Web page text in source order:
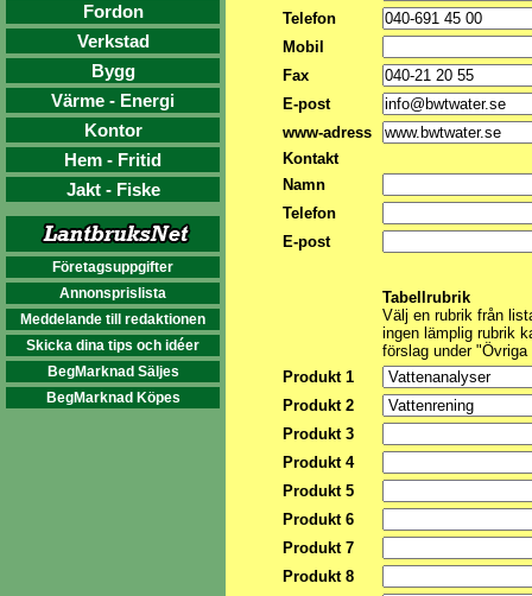
Fordon
Verkstad
Bygg
Värme - Energi
Kontor
Hem - Fritid
Jakt - Fiske
Företagsuppgifter
Annonsprislista
Meddelande till redaktionen
Skicka dina tips och idéer
BegMarknad Säljes
BegMarknad Köpes
Telefon
Mobil
Fax
E-post
www-adress
Kontakt
Namn
Telefon
E-post
Tabellrubrik
Välj en rubrik från
ingen lämplig rubrik
förslag under
Produkt 1
Produkt 2
Produkt 3
Produkt 4
Produkt 5
Produkt 6
Produkt 7
Produkt 8